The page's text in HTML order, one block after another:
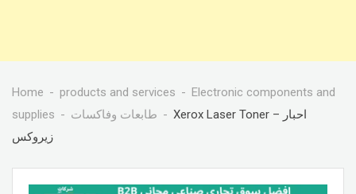
Home products and services
Electronic components and
supplies
طابعات وفاكسات
Xerox Laser Toner – احبار
زيروكس